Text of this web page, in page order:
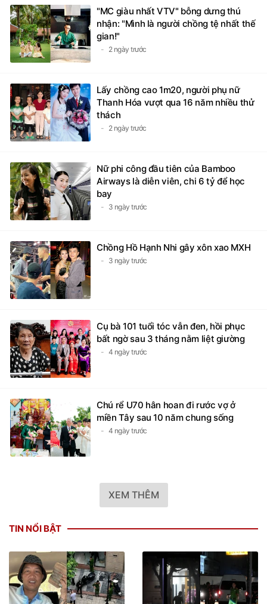
"MC giàu nhất VTV" bỗng dưng thú
nhận: "Mình là người chồng tệ nhất thế
gian!"
2 ngày trước
Lấy chồng cao 1m20, người phụ nữ
Thanh Hóa vượt qua 16 năm nhiều thử
thách
2 ngày trước
Nữ phi công đầu tiên của Bamboo
Airways là diễn viên, chi 6 tỷ để học
bay
3 ngày trước
Chồng Hồ Hạnh Nhi gây xôn xao MXH
3 ngày trước
Cụ bà 101 tuổi tóc vẫn đen, hồi phục
bất ngờ sau 3 tháng nằm liệt giường
4 ngày trước
Chú rể U70 hân hoan đi rước vợ ở
miền Tây sau 10 năm chung sống
4 ngày trước
XEM THÊM
TIN NỔI BẬT